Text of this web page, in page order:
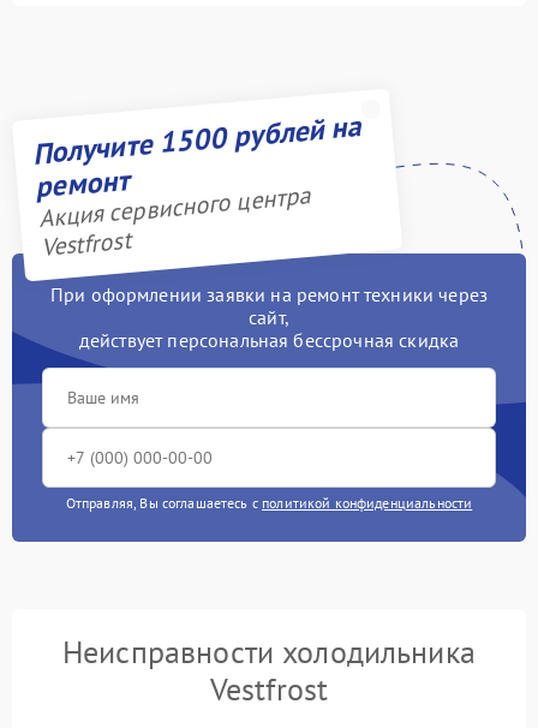
Получите 1500 рублей на
ремонт
Акция сервисного центра
Vestfrost
При оформлении заявки на ремонт техники через
сайт,
действует персональная бессрочная скидка
Отправляя, Вы соглашаетесь с политикой конфиденциальности
Неисправности холодильника
Vestfrost